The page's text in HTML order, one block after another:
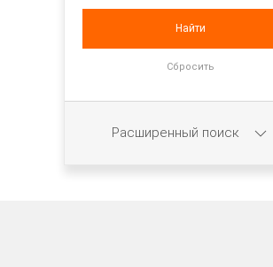
Расширенный поиск